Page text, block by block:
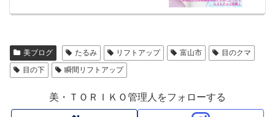
美ブログ たるみ リフトアップ 富山市
目のクマ
目の下
瞬間リフトアップ
美・ＴＯＲＩＫＯ管理人をフォローする